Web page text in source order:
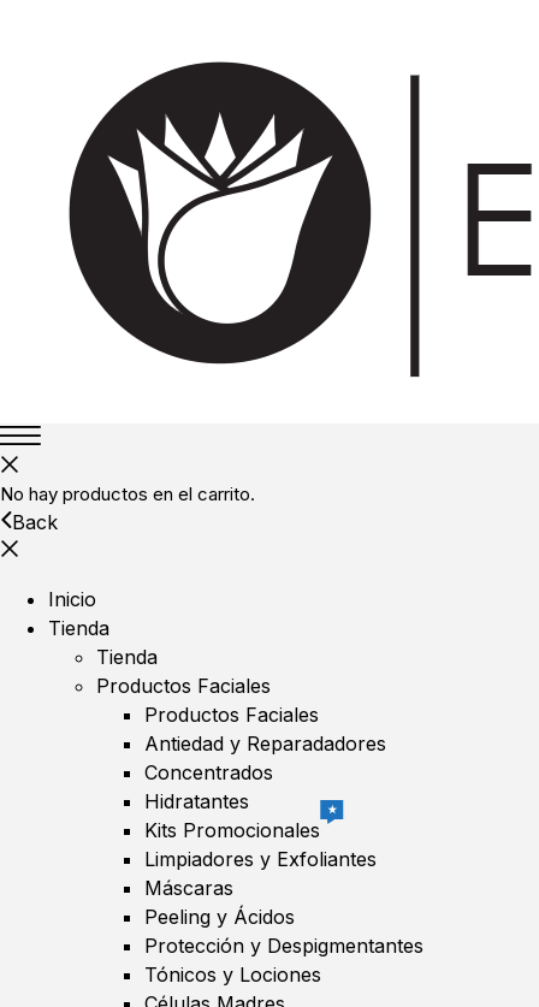
No hay productos en el carrito.
Back
Inicio
Tienda
Tienda
Productos Faciales
Productos Faciales
Antiedad y Reparadadores
Concentrados
Hidratantes
Kits Promocionales
★
Limpiadores y Exfoliantes
Máscaras
Peeling y Ácidos
Protección y Despigmentantes
Tónicos y Lociones